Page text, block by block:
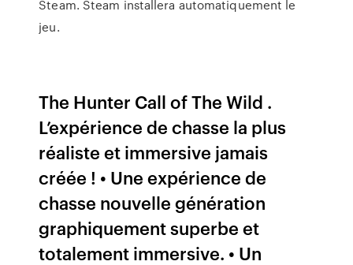
Steam. Steam installera automatiquement le
jeu.
The Hunter Call of The Wild .
L’expérience de chasse la plus
réaliste et immersive jamais
créée ! • Une expérience de
chasse nouvelle génération
graphiquement superbe et
totalement immersive. • Un